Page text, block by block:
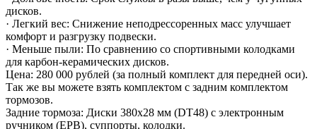
дисков.
· Легкий вес: Снижение неподрессоренных масс улучшает
комфорт и разгрузку подвески.
· Меньше пыли: По сравнению со спортивными колодками
для карбон-керамических дисков.
Цена: 280 000 рублей (за полный комплект для передней оси).
Так же вы можете взять комплектом с задним комплектом
тормозов.
Задние тормоза: Диски 380x28 мм (DT48) с электронным
ручником (EPB), суппорты, колодки.